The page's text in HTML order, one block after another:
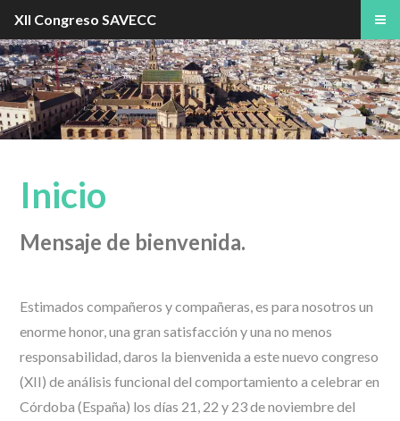
Inicio
Mensaje de bienvenida.
Estimados compañeros y compañeras, es para nosotros un
enorme honor, una gran satisfacción y una no menos
responsabilidad, daros la bienvenida a este nuevo congreso
(XII) de análisis funcional del comportamiento a celebrar en
Córdoba (España) los días 21, 22 y 23 de noviembre del
XII Congreso SAVECC